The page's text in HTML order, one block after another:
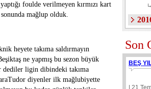
foulde verilmeyen kırmızı kart
mağlup olduk.
heyete takıma saldırmayın
ne yapmış bu sezon büyük
dediler ligin dibindeki takıma
diyenler ilk mağlubiyette
Son
BEŞ
| 21